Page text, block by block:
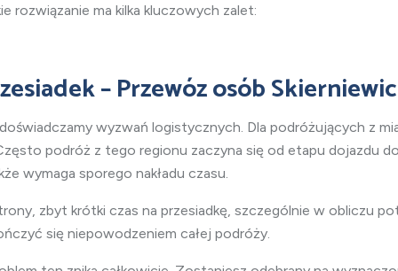
rozwiązanie ma kilka kluczowych zalet:
– Przewóz osób
wyzwań logistycznych. Dla podróżujących z
podróż z tego regionu zaczyna się od etapu dojazdu
wymaga sporego nakładu czasu.
zbyt krótki czas na przesiadkę, szczególnie w obliczu
się niepowodzeniem całej podróży.